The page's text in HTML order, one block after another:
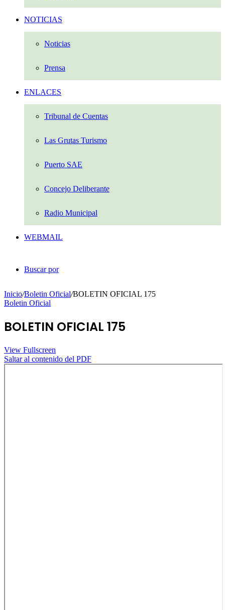
NOTICIAS
Noticias
Prensa
ENLACES
Tribunal de Cuentas
Las Grutas Turismo
Puerto SAE
Concejo Deliberante
Radio Municipal
WEBMAIL
Buscar por
Inicio/Boletin Oficial/BOLETIN OFICIAL 175
Boletin Oficial
BOLETIN OFICIAL 175
View Fullscreen
Saltar al contenido del PDF